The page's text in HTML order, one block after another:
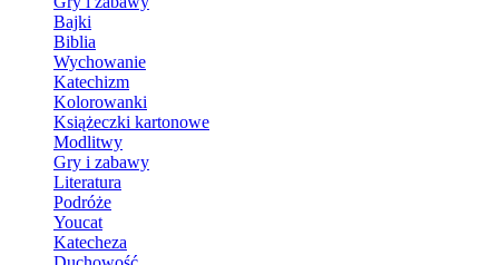
Bajki
Biblia
Wychowanie
Katechizm
Kolorowanki
Książeczki kartonowe
Modlitwy
Gry i zabawy
Literatura
Podróże
Youcat
Katecheza